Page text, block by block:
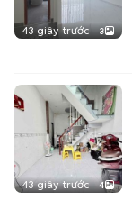
43 giây trước 3
43 giây trước 4